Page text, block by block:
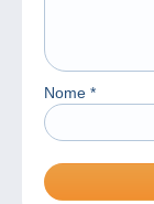
Nome *